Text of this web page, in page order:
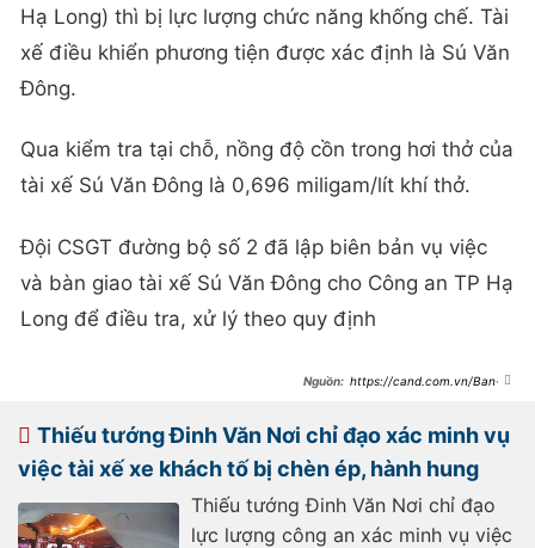
Hạ Long) thì bị lực lượng chức năng khống chế. Tài
xế điều khiển phương tiện được xác định là Sú Văn
Đông.
Qua kiểm tra tại chỗ, nồng độ cồn trong hơi thở của
tài xế Sú Văn Đông là 0,696 miligam/lít khí thở.
Đội CSGT đường bộ số 2 đã lập biên bản vụ việc
và bàn giao tài xế Sú Văn Đông cho Công an TP Hạ
Long để điều tra, xử lý theo quy định
https://cand.com.vn/Ban-
i728682/
Thiếu tướng Đinh Văn Nơi chỉ đạo xác minh vụ
việc tài xế xe khách tố bị chèn ép, hành hung
Thiếu tướng Đinh Văn Nơi chỉ đạo
lực lượng công an xác minh vụ việc